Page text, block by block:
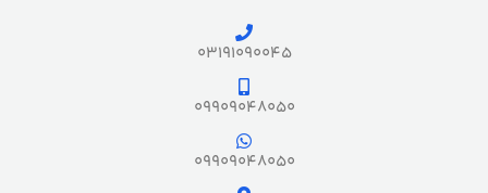
03191090045
09909048050
09909048050